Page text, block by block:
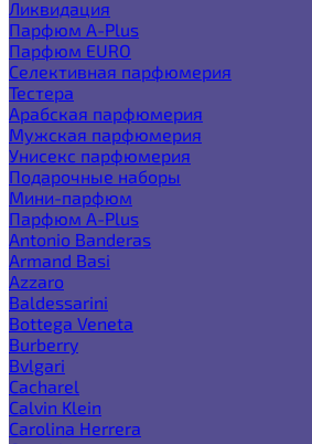
Ликвидация
Парфюм A-Plus
Парфюм EURO
Селективная парфюмерия
Тестера
Арабская парфюмерия
Мужская парфюмерия
Унисекс парфюмерия
Подарочные наборы
Мини-парфюм
Парфюм A-Plus
Antonio Banderas
Armand Basi
Azzaro
Baldessarini
Bottega Veneta
Burberry
Bvlgari
Cacharel
Calvin Klein
Carolina Herrera